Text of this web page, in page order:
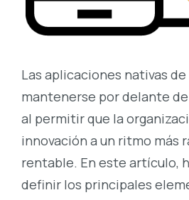
Las aplicaciones nativas de
mantenerse por delante
al permitir que la
innovación a un ritmo más
rentable. En este artículo,
definir los principales